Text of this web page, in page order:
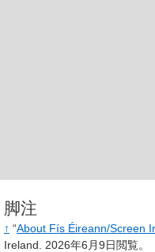
脚注
↑ “About Fís Éireann/Screen
Ireland.
2026年6月9日閲覧。